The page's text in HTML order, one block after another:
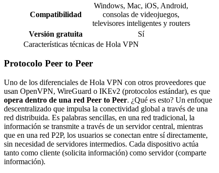
Compatibilidad
Windows, Mac, iOS, Android,
consolas de videojuegos,
televisores inteligentes y routers
Versión gratuita
Sí
Características técnicas de Hola VPN
Protocolo Peer to Peer
Uno de los diferenciales de Hola VPN con otros proveedores que
usan OpenVPN, WireGuard o IKEv2 (protocolos estándar), es que
opera dentro de una red Peer to Peer. ¿Qué es esto? Un enfoque
descentralizado que impulsa la conectividad global a través de una
red distribuida. Es palabras sencillas, en una red tradicional, la
información se transmite a través de un servidor central, mientras
que en una red P2P, los usuarios se conectan entre sí directamente,
sin necesidad de servidores intermedios. Cada dispositivo actúa
tanto como cliente (solicita información) como servidor (comparte
información).